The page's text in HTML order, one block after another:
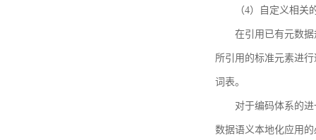
（4）自定义相关
在引用已有元数
所引用的标准元素进
词表。
对于编码体系的
数据语义本地化应用